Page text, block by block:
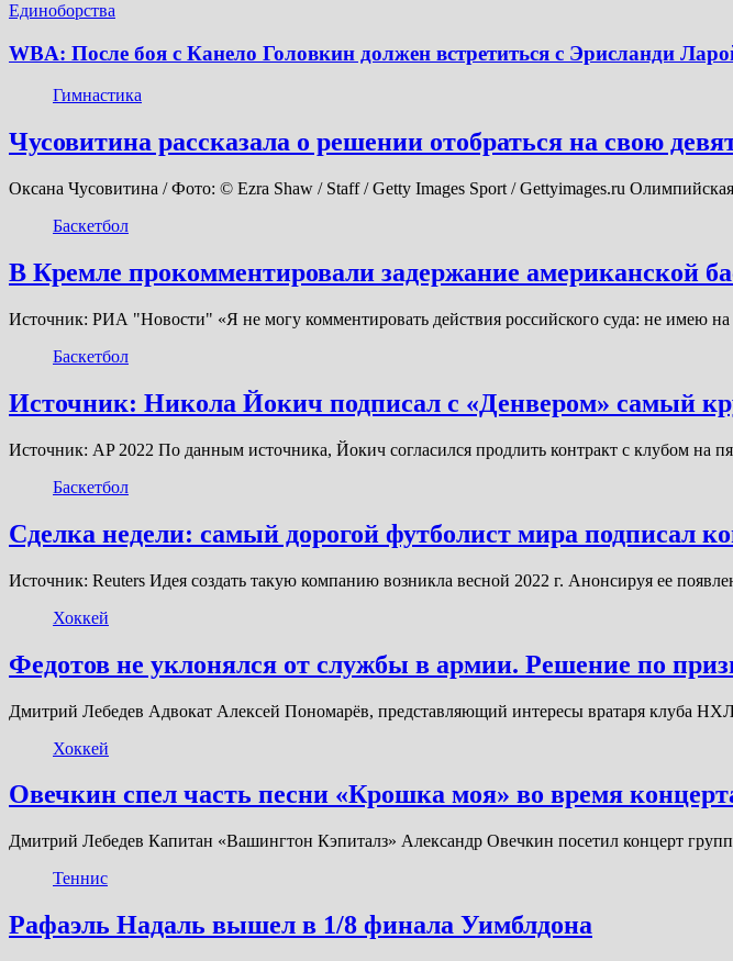
Единоборства
WBA: После боя с Канело Головкин должен встретиться с Эрисланди
Гимнастика
Чусовитина рассказала о решении отобраться на свою
Оксана Чусовитина / Фото: © Ezra Shaw / Staff / Getty Images Sport / Gettyimages.ru
Баскетбол
В Кремле прокомментировали задержание американской
Источник: РИА "Новости" «Я не могу комментировать действия российского суда: не имею
Баскетбол
Источник: Никола Йокич подписал с «Денвером» самый
Источник: AP 2022 По данным источника, Йокич согласился продлить контракт с клубом на
Баскетбол
Сделка недели: самый дорогой футболист мира подписал
Источник: Reuters Идея создать такую компанию возникла весной 2022 г. Анонсируя ее
Хоккей
Федотов не уклонялся от службы в армии. Решение по
Дмитрий Лебедев Адвокат Алексей Пономарёв, представляющий интересы вратаря клуба
Хоккей
Овечкин спел часть песни «Крошка моя» во время
Дмитрий Лебедев Капитан «Вашингтон Кэпиталз» Александр Овечкин посетил концерт
Теннис
Рафаэль Надаль вышел в 1/8 финала Уимблдона